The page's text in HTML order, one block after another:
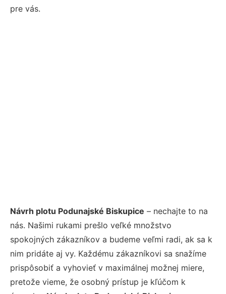
pre vás.
Návrh plotu Podunajské Biskupice – nechajte to na
nás. Našimi rukami prešlo veľké množstvo
spokojných zákazníkov a budeme veľmi radi, ak sa k
nim pridáte aj vy. Každému zákazníkovi sa snažíme
prispôsobiť a vyhovieť v maximálnej možnej miere,
pretože vieme, že osobný prístup je kľúčom k